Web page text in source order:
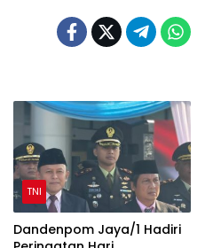
TNI
Dandenpom Jaya/1 Hadiri